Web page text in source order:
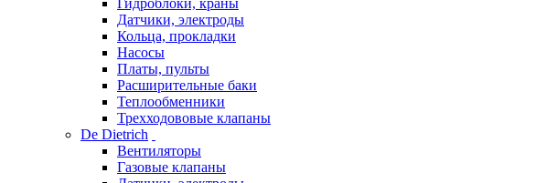
Гидроблоки, краны
Датчики, электроды
Кольца, прокладки
Насосы
Платы, пульты
Расширительные баки
Теплообменники
Трехходововые клапаны
De Dietrich
Вентиляторы
Газовые клапаны